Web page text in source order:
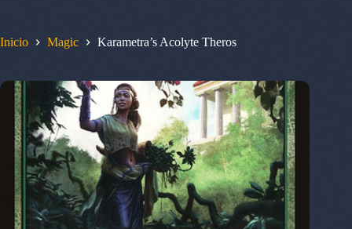
Inicio Magic Karametra’s Acolyte Theros